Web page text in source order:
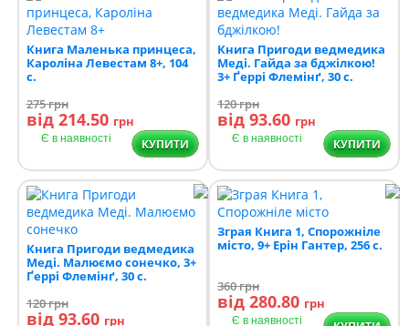
Книга Маленька принцеса,
Кароліна Левестам 8+, 104
с.
275грн
від 214.50 грн
Є в наявності КУПИТИ
Книга Пригоди ведмедика
Меді. Гайда за бджілкою!
3+ Ґеррі Флемінґ, 30 с.
120грн
від 93.60 грн
Є в наявності КУПИТИ
Книга Пригоди ведмедика
Меді. Малюємо сонечко, 3+
Ґеррі Флемінґ, 30 с.
120грн
від 93.60 грн
Зграя Книга 1, Спорожніле
місто, 9+ Ерін Гантер, 256 с.
360грн
від 280.80 грн
Є в наявності